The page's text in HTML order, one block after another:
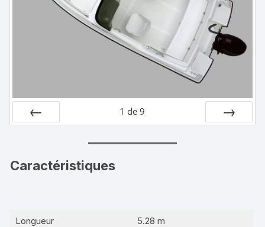
1 de 9
Caractéristiques
Longueur
5.28 m